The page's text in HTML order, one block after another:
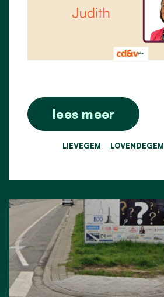
lees meer
LIEVEGEM LOVENDEGEM